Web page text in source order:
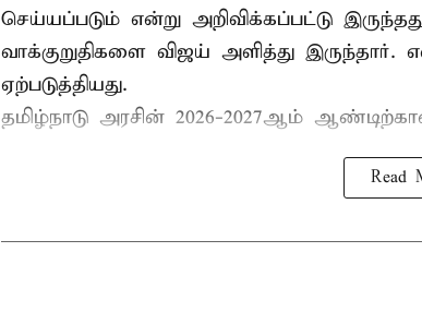
செய்யப்படும் என்று அறிவிக்கப்பட்டு
வாக்குறுதிகளை விஜய் அளித்து இருந்தார்.
ஏற்படுத்தியது.
தமிழ்நாடு அரசின் 2026-2027ஆம்
Read